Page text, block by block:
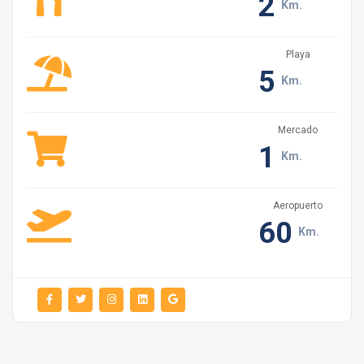
vecina en sus días especiales, nos gustaría ayudarlo.
Debido a las razones derivadas de la infraestructura
aparatos eléctricos al mismo tiempo. Asegúrese de que
los acondicionadores de aire estén apagados cuando
salga de la casa para ahorrar energía. De lo contrario,
estar expuestos a un posible corte de energía.
Amamos a nuestros pequeños amigos. Sin embargo,
adecuados para su alojamiento, no podemos aceptar
mascotas en nuestras villas a menos que se indique lo
contrario.
Km.
Playa
5 Km.
Mercado
1 Km.
Aeropuerto
60 Km.